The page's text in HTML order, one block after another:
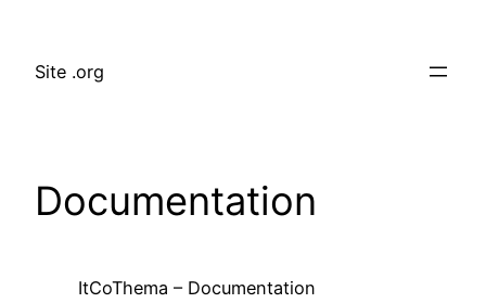
contenu
Site .org
Documentation
ItCoThema – Documentation